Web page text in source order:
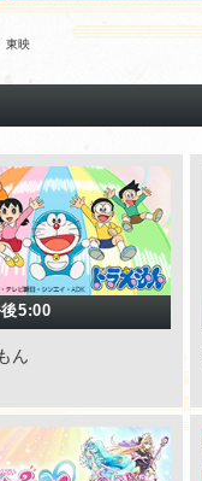
東映
5:00
ん